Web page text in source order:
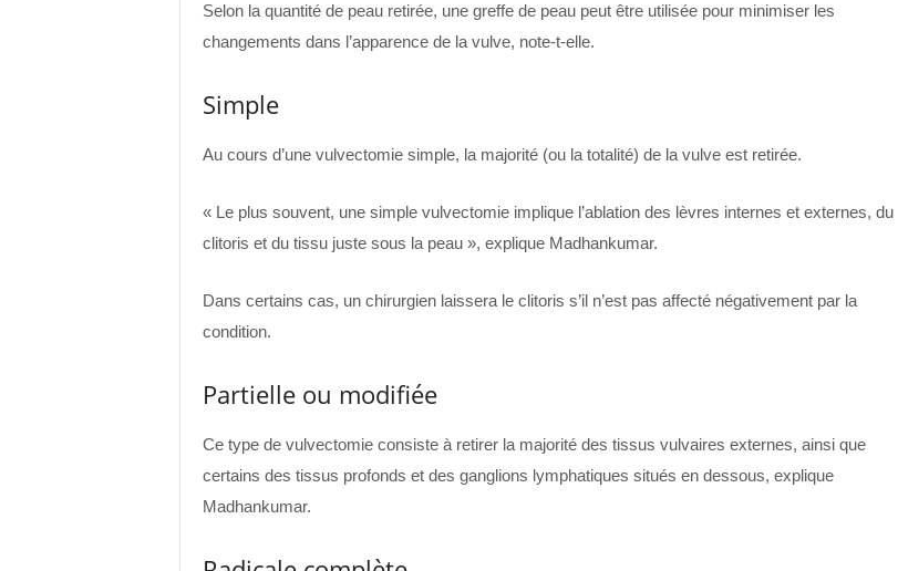
Selon la quantité de peau retirée, une greffe de peau peut être utilisée pour minimiser les
changements dans l’apparence de la vulve, note-t-elle.
Simple
Au cours d’une vulvectomie simple, la majorité (ou la totalité) de la vulve est retirée.
« Le plus souvent, une simple vulvectomie implique l’ablation des lèvres internes et externes, du
clitoris et du tissu juste sous la peau », explique Madhankumar.
Dans certains cas, un chirurgien laissera le clitoris s’il n’est pas affecté négativement par la
condition.
Partielle ou modifiée
Ce type de vulvectomie consiste à retirer la majorité des tissus vulvaires externes, ainsi que
certains des tissus profonds et des ganglions lymphatiques situés en dessous, explique
Madhankumar.